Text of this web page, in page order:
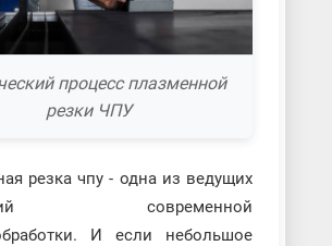
процесс плазменной
резки ЧПУ
резка чпу - одна из ведущих
современной
И если небольшое